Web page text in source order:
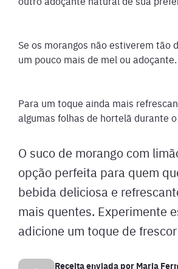
Se os morangos não estiverem tão
um pouco mais de mel ou adoçante.
Para um toque ainda mais
algumas folhas de hortelã durante
O suco de morango com
opção perfeita para quem
bebida deliciosa e
mais quentes. Experimente
adicione um toque de
Receita enviada por Maria